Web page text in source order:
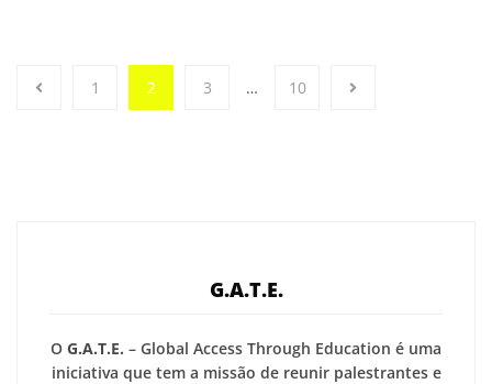
1 2 3 … 10
G.A.T.E.
O G.A.T.E. – Global Access Through Education é uma
iniciativa que tem a missão de reunir palestrantes e